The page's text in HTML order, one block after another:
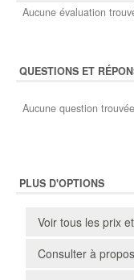
Aucune évaluation
QUESTIONS ET
Aucune question
PLUS D'OPTIONS
Voir tous les prix
Consulter à